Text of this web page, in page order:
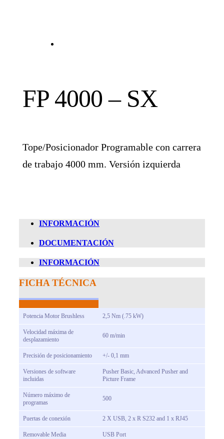
FP 4000 – SX
Tope/Posicionador Programable con carrera
de trabajo 4000 mm. Versión izquierda
INFORMACIÓN
DOCUMENTACIÓN
INFORMACIÓN
FICHA TÉCNICA
Potencia Motor Brushless 2,5 Nm (.75 kW)
Velocidad máxima de
desplazamiento
60 m/min
Precisión de posicionamiento +/- 0,1 mm
Versiones de software
incluidas
Pusher Basic, Advanced Pusher and
Picture Frame
Número máximo de
programas
500
Puertas de conexión 2 X USB, 2 x R S232 and 1 x RJ45
Removable Media USB Port